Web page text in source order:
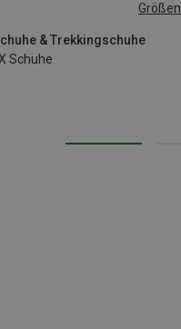
Größen
& Trekkingschuhe
Schuhe